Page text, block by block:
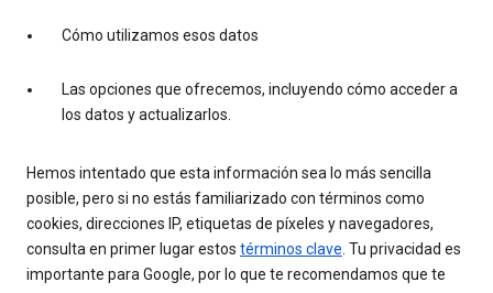
Cómo utilizamos esos datos
Las opciones que ofrecemos, incluyendo cómo acceder a
los datos y actualizarlos.
Hemos intentado que esta información sea lo más sencilla
posible, pero si no estás familiarizado con términos como
cookies, direcciones IP, etiquetas de píxeles y navegadores,
consulta en primer lugar estos términos clave. Tu privacidad es
importante para Google, por lo que te recomendamos que te